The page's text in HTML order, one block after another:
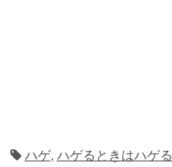
ハゲ, ハゲるときはハゲる